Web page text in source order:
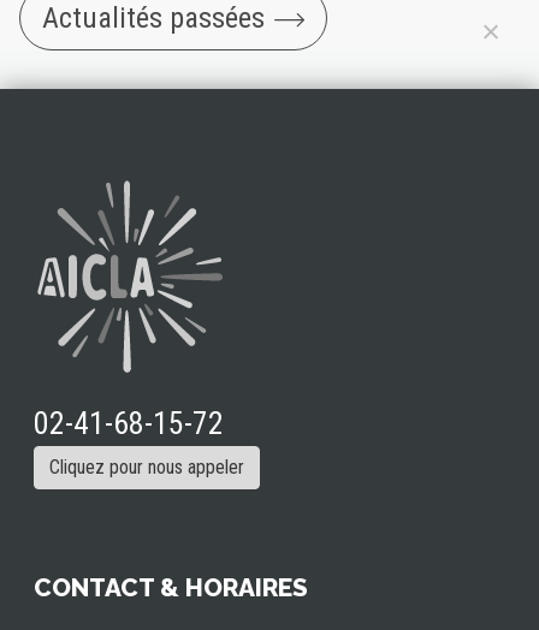
Actualités passées
02-41-68-15-72
Cliquez pour nous appeler
CONTACT & HORAIRES